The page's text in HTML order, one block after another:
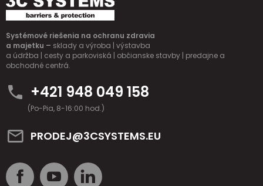
Systémové riešenia na ochranu zdravia
a majetku – sklady a výroba | výstavba
a údržba | cesty a parkoviská | občianske stavby | predajne a
obchodné centrá.
+421 948 049 158
(Po-Pia, 8-16:00 hod.)
PRODEJ@3CSYSTEMS.EU